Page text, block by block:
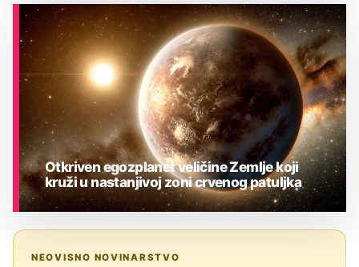
ASTRONOMIJA
Otkriven egozplanet veličine Zemlje koji
kruži u nastanjivoj zoni crvenog patuljka
NEOVISNO NOVINARSTVO